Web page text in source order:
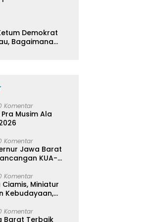
Demokrat
Bagaimana
Komentar
Musim Ala
Komentar
Jawa Barat
KUA-
Komentar
Miniatur
Kebudayaan,
Komentar
Barat Terbaik